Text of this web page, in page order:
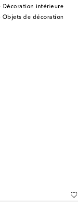
Décoration intérieure
Objets de décoration